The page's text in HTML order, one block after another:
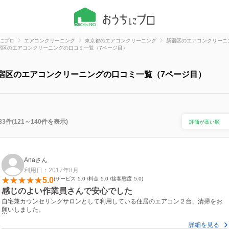
プロ エアコンクリーニング 東京都のエアコンクリーニング
新宿区のエアコンクリーニ
区のエアコンクリーニングの口コミ一覧（7ページ目）
区のエアコンクリーニングの口コミ一覧（7ページ目）
件(121～140件を表示)
Anaさん
利用日：2017年8月
5.0 サービス 5.0 料金 5.0 接客態度 5.0
感じのよい作業員さんで安心でした
自宅兼カウンセリングサロンとして利用している住居のエアコン２台、清掃をお
願いしました。
あまり汚れていなかったとのことですが、気になっていたことも説明してくださ
詳細を見る